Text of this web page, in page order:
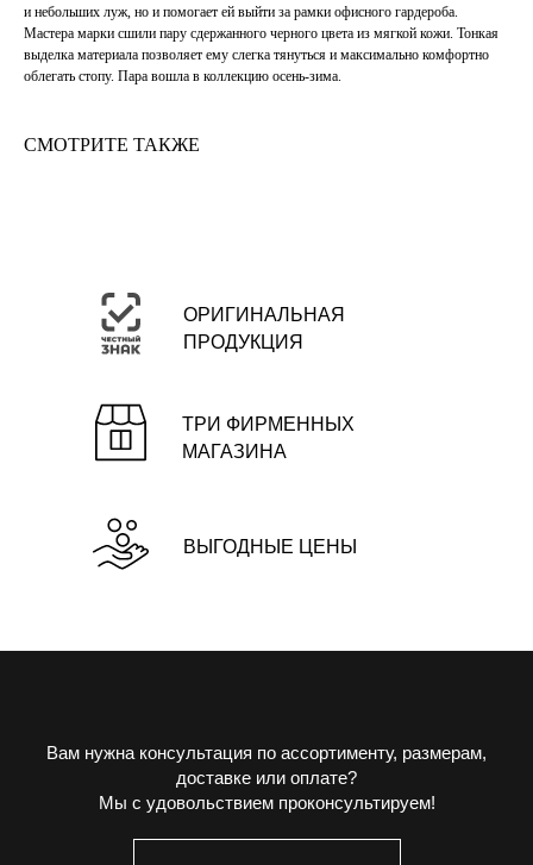
и небольших луж, но и помогает ей выйти за рамки офисного гардероба.
Мастера марки сшили пару сдержанного черного цвета из мягкой кожи. Тонкая
выделка материала позволяет ему слегка тянуться и максимально комфортно
облегать стопу. Пара вошла в коллекцию осень-зима.
СМОТРИТЕ ТАКЖЕ
ОРИГИНАЛЬНАЯ
ПРОДУКЦИЯ
ТРИ ФИРМЕННЫХ
МАГАЗИНА
ВЫГОДНЫЕ ЦЕНЫ
Вам нужна консультация по ассортименту, размерам,
доставке или оплате?
Мы с удовольствием проконсультируем!